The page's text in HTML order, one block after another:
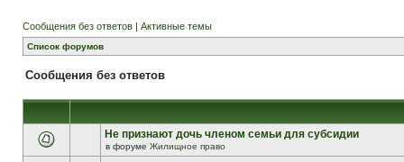
Сообщения без ответов | Активные темы
Список форумов
Сообщения без ответов
Не признают дочь членом семьи для субсидии
в форуме Жилищное право